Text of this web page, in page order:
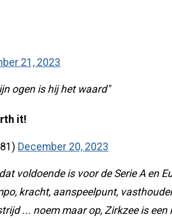
21, 2023
ogen is hij het waard"
it!
December 20, 2023
voldoende is voor de Serie A en
kracht, aanspeelpunt,
... noem maar op, Zirkzee is een